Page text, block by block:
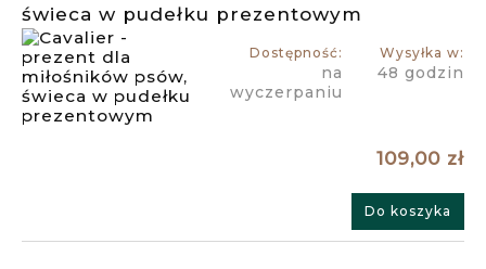
świeca w pudełku prezentowym
Dostępność:
na
wyczerpaniu
Wysyłka w:
48 godzin
109,00 zł
Do koszyka